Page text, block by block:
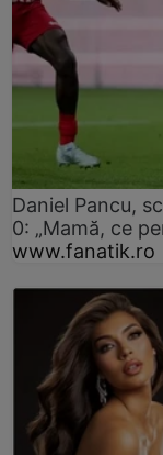
Daniel Pancu,
0: „Mamă, ce
www.fanatik.ro